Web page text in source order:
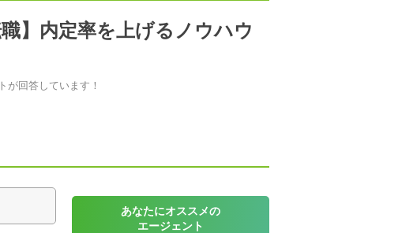
】内定率を上げるノウハウ
が回答しています！
あなたにオススメの
エージェント